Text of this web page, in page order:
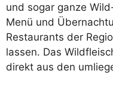
und sogar ganze
Menü und
Restaurants der
lassen. Das
direkt aus den